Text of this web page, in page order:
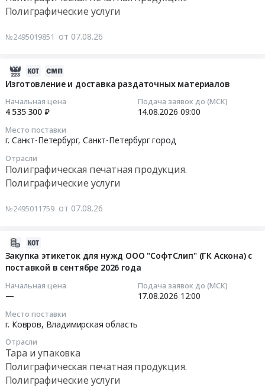
Полиграфические услуги
№2495019851 от 07.08.26
Изготовление и доставка раздаточных материалов
Начальная цена
4 535 300 ₽
Подача заявок до (МСК)
14.08.2026 09:00
Место поставки
г. Санкт-Петербург,Санкт-Петербург город
Отрасли
Полиграфическая печатная продукция.
Полиграфические услуги
№2495011759 от 07.08.26
Закупка этикеток для нужд ООО "СофтСлип" (ГК Аскона) с
поставкой в сентябре 2026 года
Начальная цена
—
Подача заявок до (МСК)
17.08.2026 12:00
Место поставки
г. Ковров, Владимирская область
Отрасли
Тара и упаковка
Полиграфическая печатная продукция.
Полиграфические услуги